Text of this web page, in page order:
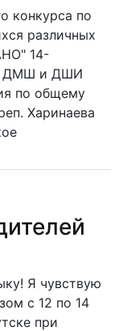
конкурса по
различных
14-
ДМШ и ДШИ
по общему
Харинаева
Я чувствую
с 12 по 14
при